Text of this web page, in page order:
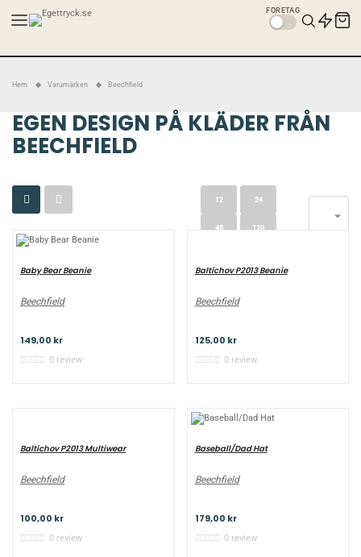
FÖRETAG
Hem Varumärken Beechfield
EGEN DESIGN PÅ KLÄDER FRÅN
BEECHFIELD
12 24
48 120

Baby Bear Beanie
Beechfield
149,00 kr
0 review
Baltichov P2013 Beanie
Beechfield
125,00 kr
0 review
Baltichov P2013 Multiwear
Beechfield
100,00 kr
0 review
Baseball/Dad Hat
Beechfield
179,00 kr
0 review